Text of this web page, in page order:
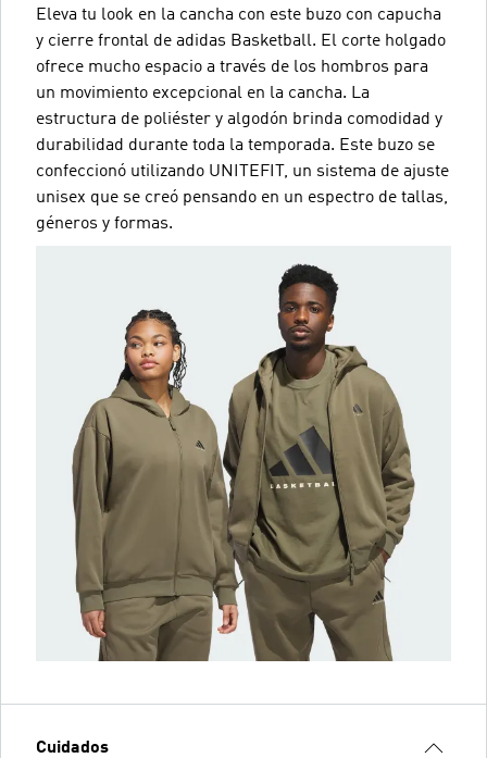
Eleva tu look en la cancha con este buzo con capucha
y cierre frontal de adidas Basketball. El corte holgado
ofrece mucho espacio a través de los hombros para
un movimiento excepcional en la cancha. La
estructura de poliéster y algodón brinda comodidad y
durabilidad durante toda la temporada. Este buzo se
confeccionó utilizando UNITEFIT, un sistema de ajuste
unisex que se creó pensando en un espectro de tallas,
géneros y formas.
Cuidados